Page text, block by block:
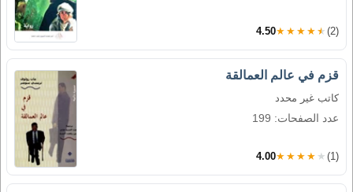
4.50★★★★★ (2)
قزم في عالم العمالقة
كاتب غير محدد
عدد الصفحات: 199
4.00★★★★★ (1)